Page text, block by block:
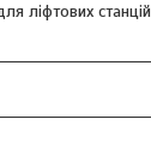
ліфтових станцій